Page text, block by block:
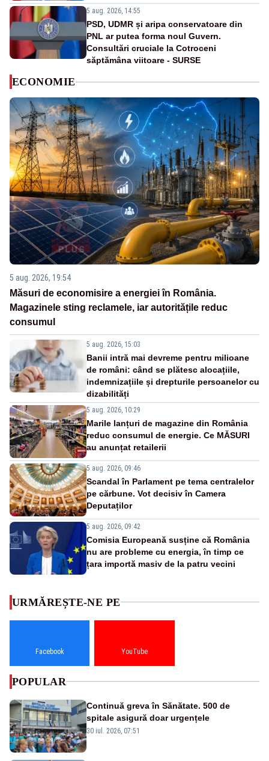
5 aug. 2026, 14:55
PSD, UDMR și aripa conservatoare din
PNL ar putea forma noul Guvern.
Consultări cruciale la Cotroceni
săptămâna viitoare - SURSE
ECONOMIE
5 aug. 2026, 19:54
Măsuri de economisire a energiei în România.
Magazinele sting reclamele, iar autoritățile reduc
consumul
5 aug. 2026, 15:03
Banii intră mai devreme pentru milioane
de români: când se plătesc alocațiile,
indemnizațiile și drepturile persoanelor cu
dizabilități
5 aug. 2026, 10:29
Marile lanțuri de magazine din România
reduc consumul de energie. Ce MĂSURI
au anunțat retailerii
5 aug. 2026, 09:46
Scandal în Parlament pe tema centralelor
pe cărbune. Vot decisiv în Camera
Deputaților
5 aug. 2026, 09:42
Comisia Europeană susține că România
nu are probleme cu energia, în timp ce
țara importă masiv de la patru vecini
URMĂREȘTE-NE PE
Facebook YouTube
POPULAR
Continuă greva în Sănătate. 500 de
spitale asigură doar urgențele
30 iul. 2026, 07:51